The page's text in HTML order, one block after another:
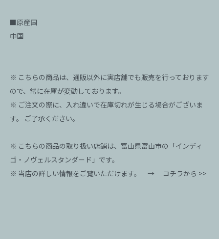
■原産国
中国
※ こちらの商品は、通販以外に実店舗でも販売を行っております
ので、常に在庫が変動しております。
※ ご注文の際に、入れ違いで在庫切れが生じる場合がございま
す。 ご了承ください。
※ こちらの商品の取り扱い店舗は、富山県富山市の「インディ
ゴ・ノヴェルスタンダード」です。
※ 当店の詳しい情報をご覧いただけます。 → コチラから >>